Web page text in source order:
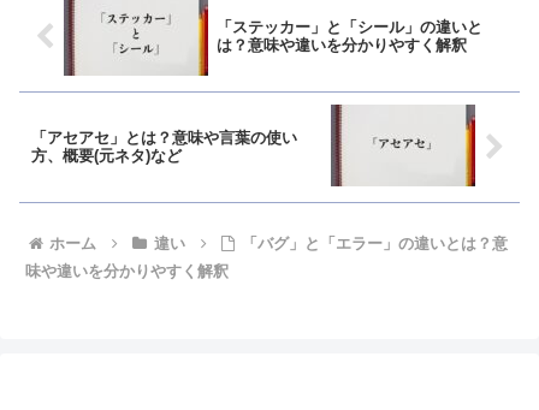
「ステッカー」と「シール」の違いと
は？意味や違いを分かりやすく解釈
「アセアセ」とは？意味や言葉の使い
方、概要(元ネタ)など
ホーム 違い
「バグ」と「エラー」の違いとは？意
味や違いを分かりやすく解釈